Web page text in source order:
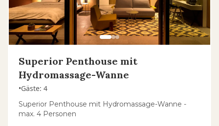
Superior Penthouse mit
Hydromassage-Wanne
•Gäste: 4
Superior Penthouse mit Hydromassage-Wanne -
max. 4 Personen